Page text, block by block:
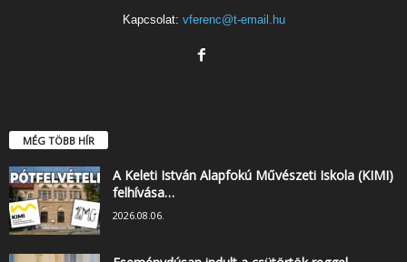
Kapcsolat: vferenc@t-email.hu
MÉG TÖBB HÍR
A Keleti István Alapfokú Művészeti Iskola (KIMI)
felhívása…
2026.08.06.